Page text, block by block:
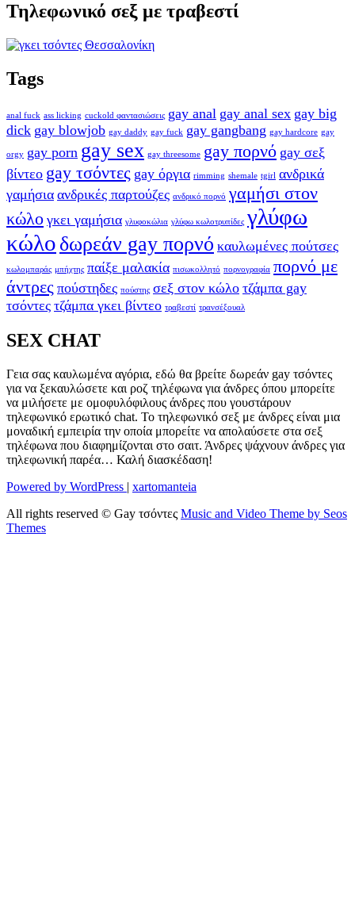
Τηλεφωνικό σεξ με τραβεστί
Tags
anal fuck ass licking cuckold φαντασιώσεις gay anal gay anal sex gay big
dick gay blowjob gay daddy gay fuck gay gangbang gay hardcore gay
orgy gay porn gay sex gay threesome gay πορνό gay σεξ
βίντεο gay τσόντες gay όργια rimming shemale tgirl ανδρικά
γαμήσια ανδρικές παρτούζες ανδρικό πορνό γαμήσι στον
κώλο γκει γαμήσια γλυφοκώλια γλύφω κωλοτρυπίδες γλύφω
κώλο δωρεάν gay πορνό καυλωμένες πούτσες
κωλομπαράς μπήχτης παίξε μαλακία πισωκολλητό πορνογραφία πορνό με
άντρες πούστηδες πούστης σεξ στον κώλο τζάμπα gay
τσόντες τζάμπα γκει βίντεο τραβεστί τρανσέξουαλ
SEX CHAT
Γεια σας καυλωμένα αγόρια, εδώ θα βρείτε δωρεάν gay τσόντες
για να ξεκαυλώσετε και ροζ τηλέφωνα για άνδρες όπου μπορείτε
να μιλήσετε με ομοφυλόφιλους άνδρες που γουστάρουν
τηλεφωνικό ερωτικό chat. Το τηλεφωνικό σεξ με άνδρες είναι μια
μοναδική εμπειρία την οποία μπορείτε να απολαύσετε στα σεξ
τηλέφωνα που διαφημίζονται στο σαιτ. Άνδρες ψάχνουν άνδρες για
τηλεφωνική παρέα… Καλή διασκέδαση!
Powered by WordPress | xartomanteia
All rights reserved © Gay τσόντες Music and Video Theme by Seos
Themes